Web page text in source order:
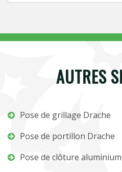
AUTRES
Pose de grillage Drache
Pose de portillon Drache
Pose de clôture